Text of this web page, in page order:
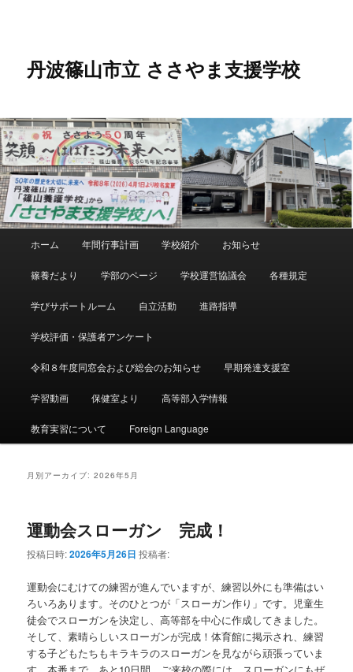
ツ
へ
移
動
へ
移
動
丹波篠山市立 ささやま支援学校
ホーム 年間行事計画 学校紹介 お知らせ
篠養だより 学部のページ 学校運営協議会 各種規定
学びサポートルーム 自立活動 進路指導
学校評価・保護者アンケート
令和８年度同窓会および総会のお知らせ 早期発達支援室
学習動画 保健室より 高等部入学情報
教育実習について Foreign Language
月別アーカイブ:2026年5月
運動会スローガン 完成！
投稿日時:2026年5月26日 投稿者:
運動会にむけての練習が進んでいますが、練習以外にも準備はい
ろいろあります。そのひとつが「スローガン作り」です。児童生
徒会でスローガンを決定し、高等部を中心に作成してきました。
そして、素晴らしいスローガンが完成！体育館に掲示され、練習
する子どもたちもキラキラのスローガンを見ながら頑張っていま
す。本番まで、あと10日間。ご来校の際には、スローガンにもぜ